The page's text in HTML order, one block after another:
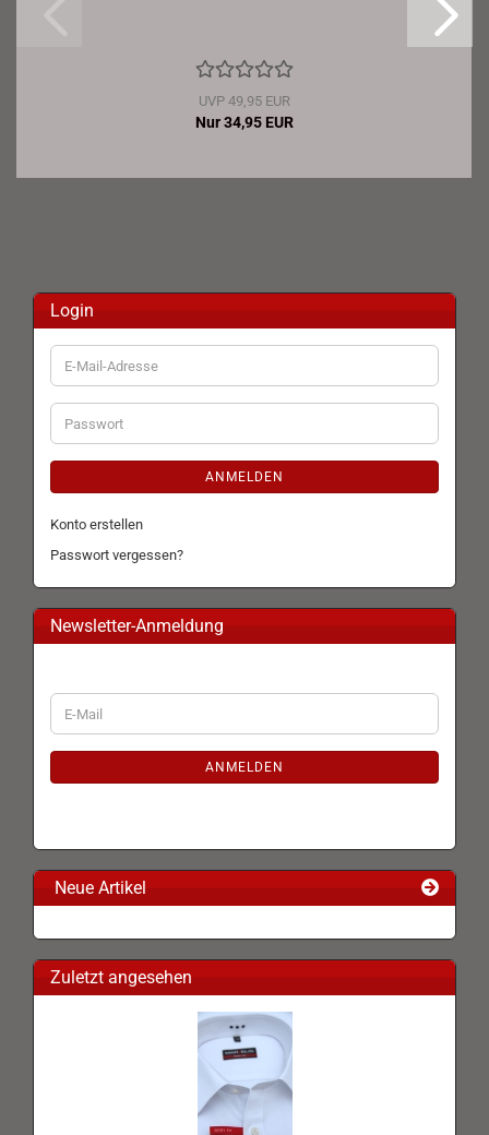
UVP 49,95 EUR
Nur 34,95 EUR
Login
E-
Mail-
Adresse
Passwort
ANMELDEN
Konto erstellen
Passwort vergessen?
Newsletter-Anmeldung
WEITER
ZUR
E-
Mail
ANMELDEN
Neue Artikel
Zuletzt angesehen